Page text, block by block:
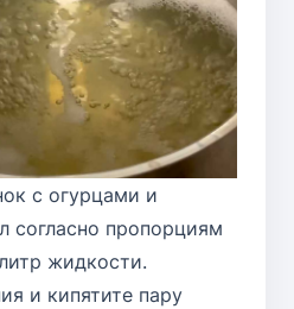
с огурцами и
согласно пропорциям
жидкости.
и кипятите пару